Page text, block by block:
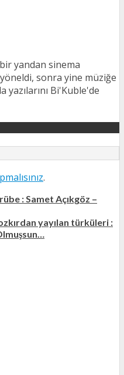
yandan sinema
sonra yine müziğe
Bi'Kuble'de
.
: Samet Açıkgöz –
yayılan türküleri :